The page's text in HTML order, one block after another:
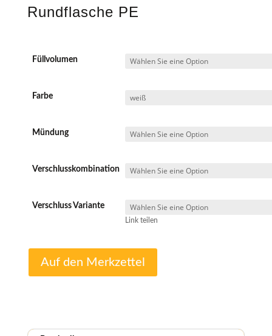
Rundflasche PE
Füllvolumen
Farbe
Mündung
Verschlusskombination
Verschluss Variante
Link teilen
Auf den Merkzettel